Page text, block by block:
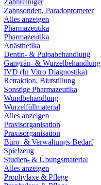
Zahnreiniger
Zahnsonden, Paradontometer
Alles anzeigen
Pharmazeutika
Pharmazeutika
Anästhetika
Dentin- & Pulpabehandlung
Gangrän- & Wurzelbehandlung
IVD (In Vitro Diagnostika)
Retraktion, Blutstillung
Sonstige Pharmazeutika
Wundbehandlung
Wurzelfüllmaterial
Alles anzeigen
Praxisorganisation
Praxisorganisation
Büro- & Verwaltungs-Bedarf
Spielzeug
Studien- & Übungsmaterial
Alles anzeigen
Prophylaxe & Pflege